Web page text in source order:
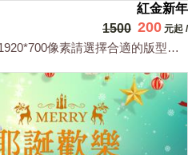
紅金新年
1500 200 元起 /
最大輸出尺寸1920*700像素請選擇合適的版型，文字或相關商品圖須由買方提供文...